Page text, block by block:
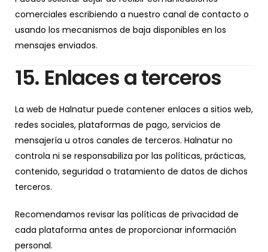
comerciales escribiendo a nuestro canal de contacto o
usando los mecanismos de baja disponibles en los
mensajes enviados.
15. Enlaces a terceros
La web de Halnatur puede contener enlaces a sitios web,
redes sociales, plataformas de pago, servicios de
mensajería u otros canales de terceros. Halnatur no
controla ni se responsabiliza por las políticas, prácticas,
contenido, seguridad o tratamiento de datos de dichos
terceros.
Recomendamos revisar las políticas de privacidad de
cada plataforma antes de proporcionar información
personal.